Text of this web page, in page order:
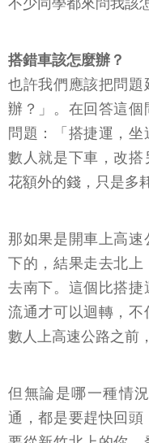
搭錯車該怎麼辦？
也許我們應該把問
辦？」。在回答這
問題：「搭捷運，
數人就是下車，改搭
花額外的錢，只是多
那如果是開車上高
下的，結果走去北
去南下。這個比搭
流通才可以迴轉，不
數人上高速公路之前
但無論是哪一種情
通，都是要趕快回